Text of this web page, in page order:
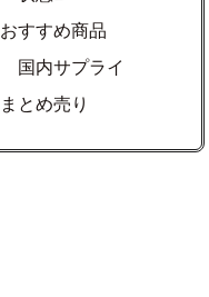
おすすめ商品
国内サプライ
まとめ売り